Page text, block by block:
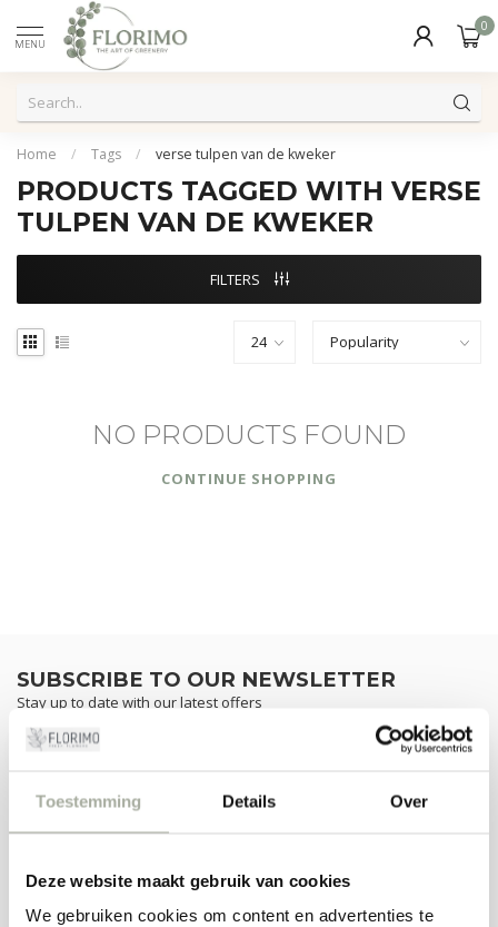
Toestemming Details Over
Deze website maakt gebruik van cookies
We gebruiken cookies om content en advertenties te
MENU
0
Home / Tags / verse tulpen van de kweker
PRODUCTS TAGGED WITH VERSE
TULPEN VAN DE KWEKER
FILTERS
NO PRODUCTS FOUND
CONTINUE SHOPPING
MORE INFORMATION
make sure to visit our customer service page. Here you'll find our
different ways to get in touch with us.
SUBSCRIBE TO OUR NEWSLETTER
Stay up to date with our latest offers